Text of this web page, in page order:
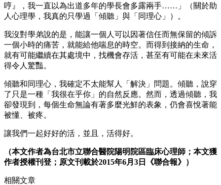
哼』，我一直以為出道多年的學長會多露兩手……」（關於助
人心理學，我真的只學過「傾聽」與「同理心」）。
我沒對學弟說的是，能讓一個人可以因著信任而無保留的傾訴
一個小時的痛苦，就能給他喘息的時空。而得到接納的生命，
就有可能繼續在其處境中，找機會存活，甚至有可能在未來活
得令人驚豔。
傾聽和同理心，我確定不太能幫人「解決」問題。傾聽，說穿
了只是一種「我很在乎你」的自然反應。然而，透過傾聽，我
卻發現到，每個生命無論有著多麼光鮮的表象，仍會喜悅著能
被懂、被疼。
讓我們一起好好的活，並且，活得好。
（本文作者為台北市立聯合醫院陽明院區臨床心理師；本文獲
作者授權刊登；原文刊載於2015年6月3日《聯合報》）
相關文章